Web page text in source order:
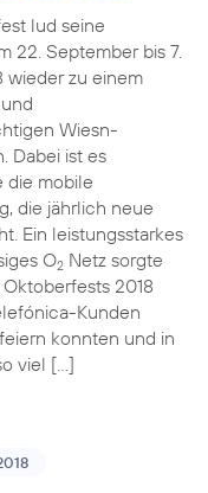
lud seine
22. September bis 7.
wieder zu einem
Wiesn-
Dabei ist es
die mobile
die jährlich neue
Ein leistungsstarkes
O2Netz sorgte
2018
Kunden
konnten und in
viel […]